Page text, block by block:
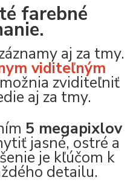
farebné
aj za tmy.
viditeľným
zviditeľniť
aj za tmy.
5 megapixlov
jasné, ostré a
je kľúčom k
detailu.